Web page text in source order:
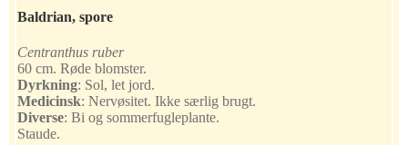
Baldrian, spore
Centranthus ruber
60 cm. Røde blomster.
Dyrkning: Sol, let jord.
Medicinsk: Nervøsitet. Ikke særlig brugt.
Diverse: Bi og sommerfugleplante.
Staude.